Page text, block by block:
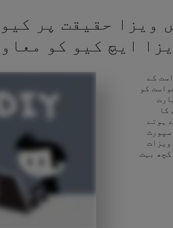
ویزا حقیقت پر
ایچ کیو کو
کے
کو
کا
ہوتے
بہت